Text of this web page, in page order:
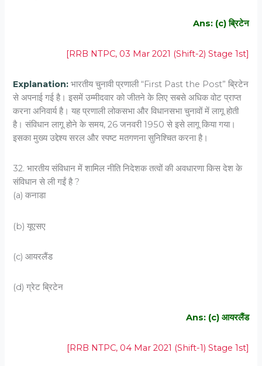
Ans: (c) ब्रिटेन
[RRB NTPC, 03 Mar 2021 (Shift-2) Stage 1st]
Explanation: भारतीय चुनावी प्रणाली “First Past the Post” ब्रिटेन
से अपनाई गई है। इसमें उम्मीदवार को जीतने के लिए सबसे अधिक वोट प्राप्त
करना अनिवार्य है। यह प्रणाली लोकसभा और विधानसभा चुनावों में लागू होती
है। संविधान लागू होने के समय, 26 जनवरी 1950 से इसे लागू किया गया।
इसका मुख्य उद्देश्य सरल और स्पष्ट मतगणना सुनिश्चित करना है।
32. भारतीय संविधान में शामिल नीति निदेशक तत्वों की अवधारणा किस देश के
संविधान से ली गईं है ?
(a) कनाडा
(b) यूएसए
(c) आयरलैंड
(d) ग्रेट ब्रिटेन
Ans: (c) आयरलैंड
[RRB NTPC, 04 Mar 2021 (Shift-1) Stage 1st]